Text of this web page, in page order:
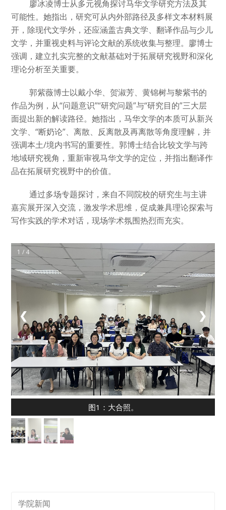
廖冰凌博士从多元视角探讨马华文学研究方法及其
可能性。她指出，研究可从内外部路径及多样文本材料展
开，除现代文学外，还应涵盖古典文学、翻译作品与少儿
文学，并重视史料与评论文献的系统收集与整理。廖博士
强调，建立扎实完整的文献基础对于拓展研究视野和深化
理论分析至关重要。
郭紫薇博士以戴小华、贺淑芳、黄锦树与黎紫书的
作品为例，从“问题意识”“研究问题”与“研究目的”三大层
面提出新的解读路径。她指出，马华文学的本质可从新兴
文学、“断奶论”、离散、反离散及再离散等角度理解，并
强调本土/境内书写的重要性。郭博士结合比较文学与跨
地域研究视角，重新审视马华文学的定位，并指出翻译作
品在拓展研究视野中的价值。
通过多场专题探讨，来自不同院校的研究生与主讲
嘉宾展开深入交流，激发学术思维，促成兼具理论探索与
写作实践的学术对话，现场学术氛围热烈而充实。
1 / 4
❮ ❯
图1：大合照。
学院新闻